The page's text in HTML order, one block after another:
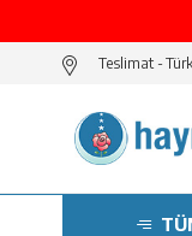
Teslimat -